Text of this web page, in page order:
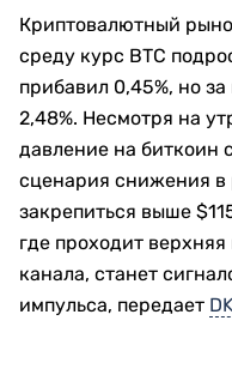
Криптовалютный
среду курс BTC
прибавил 0,45%, но
2,48%. Несмотря на
давление на биткоин
сценария снижения
закрепиться выше
где проходит
канала, станет
импульса, передает